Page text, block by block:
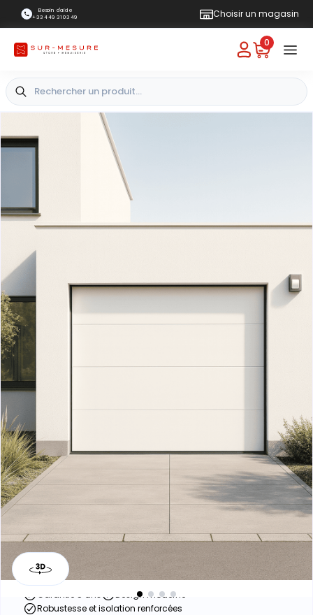
Besoin d'aide
+33 4 49 31 03 49
Choisir un magasin
0
Porte de garage
sectionnelle panneaux
lisses - Iraty
Garantie 5 ans
Design moderne
Robustesse et isolation renforcées